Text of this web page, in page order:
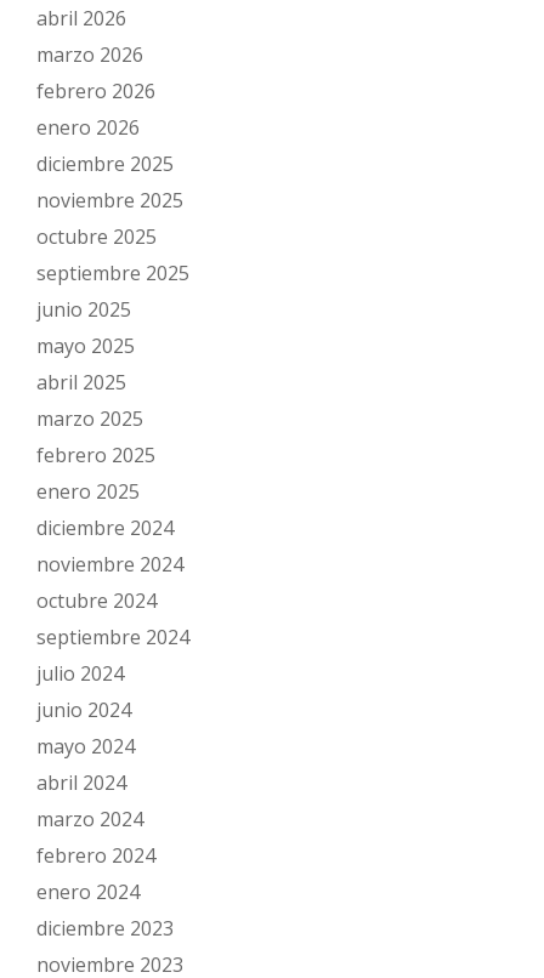
abril 2026
marzo 2026
febrero 2026
enero 2026
diciembre 2025
noviembre 2025
octubre 2025
septiembre 2025
junio 2025
mayo 2025
abril 2025
marzo 2025
febrero 2025
enero 2025
diciembre 2024
noviembre 2024
octubre 2024
septiembre 2024
julio 2024
junio 2024
mayo 2024
abril 2024
marzo 2024
febrero 2024
enero 2024
diciembre 2023
noviembre 2023